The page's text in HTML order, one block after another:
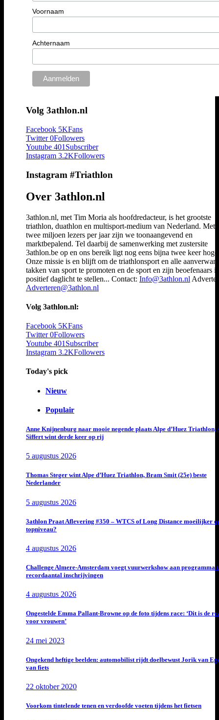
Voornaam
Achternaam
Volg 3athlon.nl
Facebook 5KFans
Twitter 0Followers
Youtube 401 Subscriber
Instagram 3.2KFollowers
Instagram #Triathlon
Over 3athlon.nl
3athlon.nl, met Tim Moria als hoofdredacteur, is het grootste
triathlon, duathlon en multisport-medium van Nederland. Met
twee miljoen lezers per jaar zijn we toonaangevend en
marktbepalend. Tel daarbij de samenwerking met zustersite
3athlon.be op en ons bereik ligt nog eens bijna twee keer
Onze missie is en blijft om de triathlonsport en alle
takken van sport te promoten en de sport en zijn beoefenaars
positief daglicht te stellen... Contact: Info@3athlon.nl
Adverteren@3athlon.nl
Volg 3athlon.nl:
Facebook 5KFans
Twitter 0Followers
Youtube 401 Subscriber
Instagram 3.2KFollowers
Today's pick
Nieuw
Populair
Anne Knijnenburg naar mooie negende plaats Alpe d’Huez Triathlon,
Siffert wint derde keer op rij
5 augustus 2026
Thomas Steger wint Alpe d’Huez Triathlon, Bram Smit (25e) beste
Nederlander
5 augustus 2026
3athlon Praat Aflevering #350 – WTCS of Long Distance moeilijker
topniveau?
4 augustus 2026
Challenge Almere-Amsterdam voegt vuurwerkshow aan programma
recordaantal inschrijvingen
4 augustus 2026
Ongestelde Emma Pallant-Browne op de foto tijdens race: ‘Dit is de
voor vrouwen’
24 mei 2023
Ongekend heftige beelden: automobilist rijdt doelbewust Jorik van
van fiets
22 oktober 2020
Voorkom tintelende tenen en verdoofde voeten tijdens het fietsen